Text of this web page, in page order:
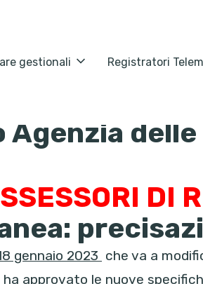
gestionali Registratori
Agenzia
DI
gennaio 2023 che va a
ha approvato le nuove